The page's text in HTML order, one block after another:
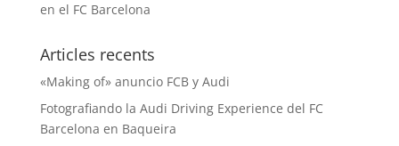
en el FC Barcelona
Articles recents
«Making of» anuncio FCB y Audi
Fotografiando la Audi Driving Experience del FC
Barcelona en Baqueira